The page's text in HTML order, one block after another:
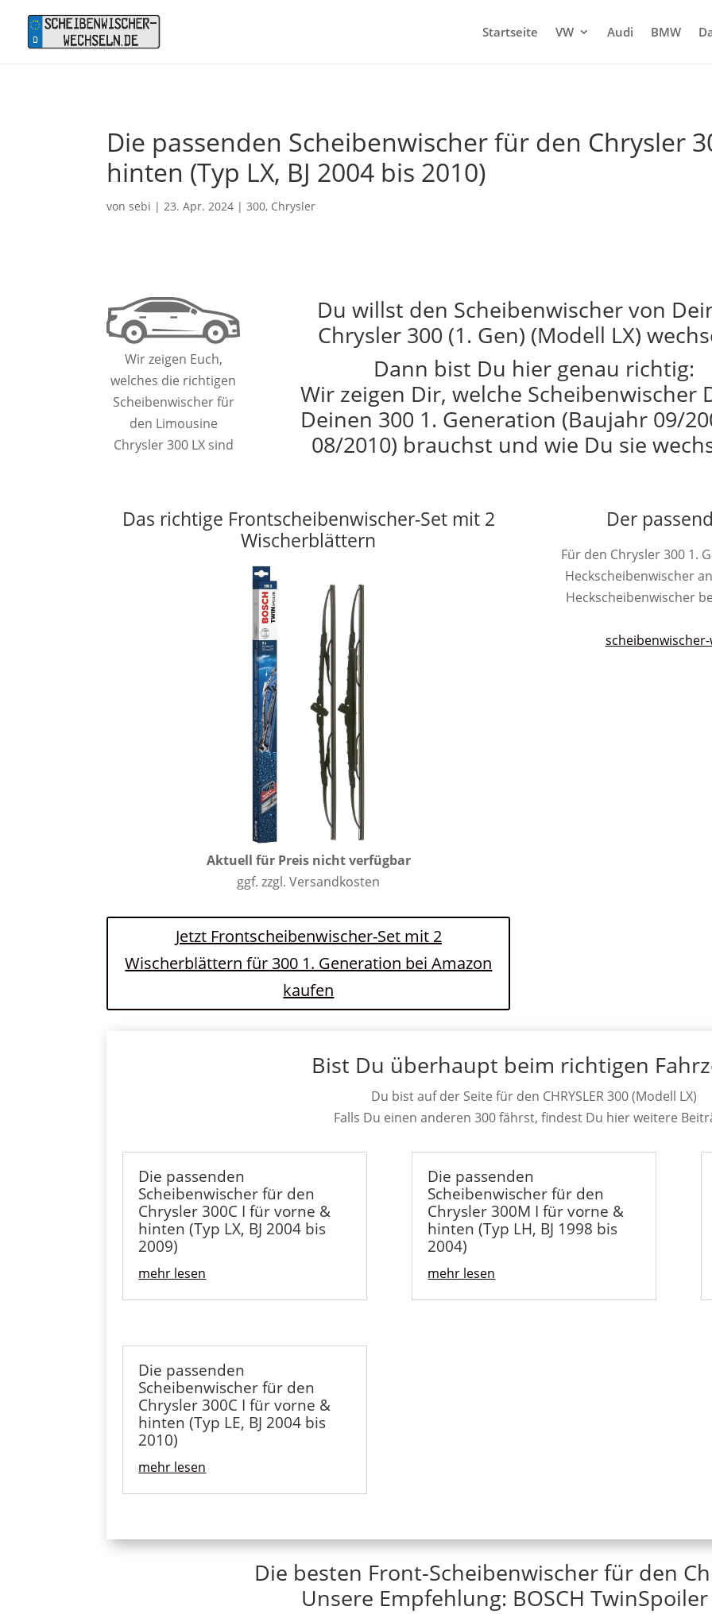
Startseite VW Audi BMW
Die passenden Scheibenwischer für den Chrysler
hinten (Typ LX, BJ 2004 bis 2010)
vonsebi | 23. Apr. 2024 |300, Chrysler
Wir zeigen Euch,
welches die richtigen
Scheibenwischer für
den Limousine
Chrysler 300 LX sind
Du willst den Scheibenwischer von
Chrysler 300 (1. Gen) (Modell LX)
Dann bist Du hier genau richtig:
Wir zeigen Dir, welche Scheibenwischer
Deinen 300 1. Generation (Baujahr 09/
08/2010) brauchst und wie Du sie
Das richtige Frontscheibenwischer-Set mit 2
Wischerblättern
Aktuell für Preis nicht verfügbar
ggf. zzgl. Versandkosten
Jetzt Frontscheibenwischer-Set mit 2
Wischerblättern für 300 1. Generation bei Amazon
kaufen
Der
Für den Chrysler 300 1.
Heckscheibenwischer
Heckscheibenwischer
Bist Du überhaupt beim richtigen
Du bist auf der Seite für den CHRYSLER 300 (Modell LX)
Falls Du einen anderen 300 fährst, findest Du hier weitere
Die passenden
Scheibenwischer für den
Chrysler 300C I für vorne &
hinten (Typ LX, BJ 2004 bis
2009)
mehr lesen
Die passenden
Scheibenwischer für den
Chrysler 300C I für vorne &
hinten (Typ LE, BJ 2004 bis
2010)
mehr lesen
Die passenden
Scheibenwischer für den
Chrysler 300M I für vorne &
hinten (Typ LH, BJ 1998 bis
2004)
mehr lesen
Die besten Front-Scheibenwischer für den
Unsere Empfehlung: BOSCH TwinSpoiler